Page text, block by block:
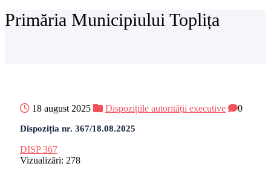
Primăria Municipiului Toplița
18 august 2025 Dispozițiile autorității executive 0
Dispoziția nr. 367/18.08.2025
DISP 367
Vizualizări: 278